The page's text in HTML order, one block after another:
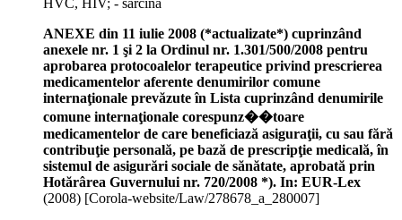
HVC, HIV; - sarcină
ANEXE din 11 iulie 2008 (*actualizate*) cuprinzând
anexele nr. 1 şi 2 la Ordinul nr. 1.301/500/2008 pentru
aprobarea protocoalelor terapeutice privind prescrierea
medicamentelor aferente denumirilor comune
internaţionale prevăzute în Lista cuprinzând denumirile
comune internaţionale corespunz��toare
medicamentelor de care beneficiază asiguraţii, cu sau fără
contribuţie personală, pe bază de prescripţie medicală, în
sistemul de asigurări sociale de sănătate, aprobată prin
Hotărârea Guvernului nr. 720/2008 *). In: EUR-Lex
(2008) [Corola-website/Law/278678_a_280007]